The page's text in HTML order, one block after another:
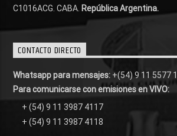
C1016ACG . CABA. República Argentina.
CONTACTO DIRECTO
Whatsapp para mensajes: +(54) 9 11 5577
Para comunicarse con emisiones en VIVO:
+ (54) 9 11 3987 4117
+ (54) 9 11 3987 4118